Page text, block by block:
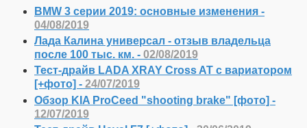
BMW 3 серии 2019: основные изменения -
04/08/2019
Лада Калина универсал - отзыв владельца
после 100 тыс. км. - 02/08/2019
Тест-драйв LADA XRAY Cross AT с вариатором
[+фото] - 24/07/2019
Обзор KIA ProCeed "shooting brake" [фото] -
12/07/2019